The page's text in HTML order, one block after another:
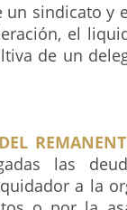
sindicato y
el
de un
las
a la